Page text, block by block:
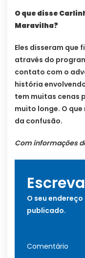
O que disse
Maravilha?
Eles disseram que
através do
contato com o
história
tem muitas cenas
muito longe. O
da confusão.
Com informações
O seu
publicado.
Comentário